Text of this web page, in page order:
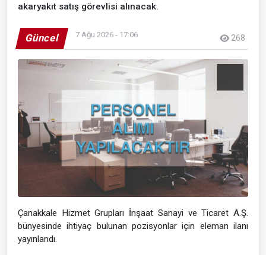
akaryakıt satış görevlisi alınacak.
Güncel 7 Ağu 2026 - 17:06 268
Çanakkale Hizmet Grupları İnşaat Sanayi ve Ticaret A.Ş.
bünyesinde ihtiyaç bulunan pozisyonlar için eleman ilanı
yayınlandı.